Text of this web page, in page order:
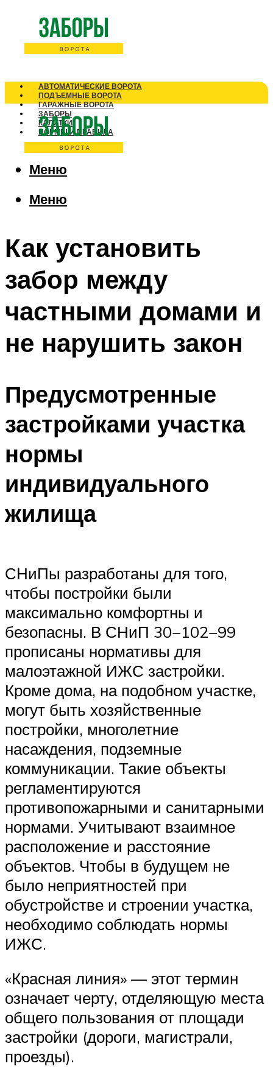
АВТОМАТИЧЕСКИЕ ВОРОТА
ПОДЪЕМНЫЕ ВОРОТА
ГАРАЖНЫЕ ВОРОТА
ЗАБОРЫ
КАЛИТКИ
НОРМЫ И ПРАВИЛА
Меню
Меню
Как установить
забор между
частными домами и
не нарушить закон
Предусмотренные
застройками участка
нормы
индивидуального
жилища
СНиПы разработаны для того,
чтобы постройки были
максимально комфортны и
безопасны. В СНиП 30−102−99
прописаны нормативы для
малоэтажной ИЖС застройки.
Кроме дома, на подобном участке,
могут быть хозяйственные
постройки, многолетние
насаждения, подземные
коммуникации. Такие объекты
регламентируются
противопожарными и санитарными
нормами. Учитывают взаимное
расположение и расстояние
объектов. Чтобы в будущем не
было неприятностей при
обустройстве и строении участка,
необходимо соблюдать нормы
ИЖС.
«Красная линия» — этот термин
означает черту, отделяющую места
общего пользования от площади
застройки (дороги, магистрали,
проезды).